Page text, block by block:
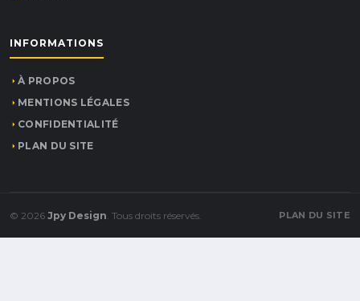
INFORMATIONS
À PROPOS
MENTIONS LÉGALES
CONFIDENTIALITÉ
PLAN DU SITE
© 2026 Jpy Design. Tous droits réservés. PLAN DU SITE